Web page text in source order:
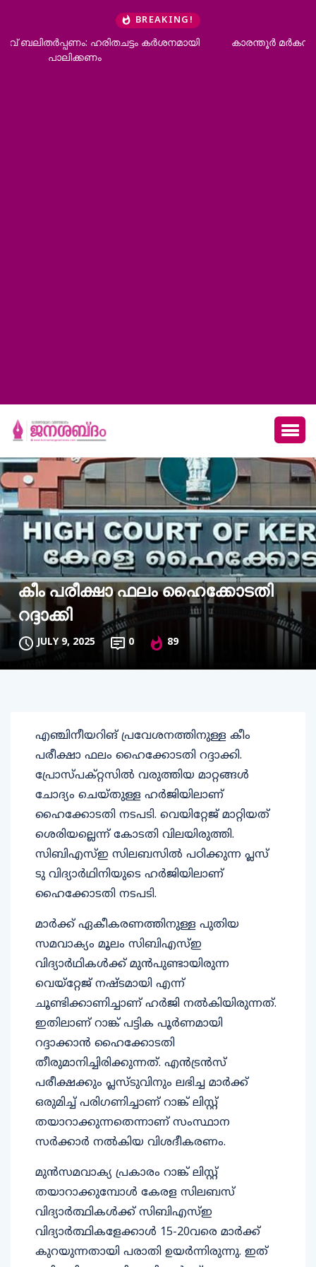
BREAKING!
കാരന്തൂര്‍ മര്‍കസ് ഹയര്‍സെക്കന്‍ഡറി സ്‌കൂളില്‍ ഹിരോഷിമ
ദിനാചരണം സംഘടിപ്പിച്ചു
കീം പരീക്ഷാ ഫലം ഹൈക്കോടതി
റദ്ദാക്കി
JULY 9, 2025 0 89
എഞ്ചിനീയറിങ് പ്രവേശനത്തിനുള്ള കീം
പരീക്ഷാ ഫലം ഹൈക്കോടതി റദ്ദാക്കി.
പ്രോസ്പക്റ്റസില്‍ വരുത്തിയ മാറ്റങ്ങള്‍
ചോദ്യം ചെയ്തുള്ള ഹര്‍ജിയിലാണ്
ഹൈക്കോടതി നടപടി. വെയിറ്റേജ് മാറ്റിയത്
ശെരിയല്ലെന്ന് കോടതി വിലയിരുത്തി.
സിബിഎസ്ഇ സിലബസില്‍ പഠിക്കുന്ന പ്ലസ്
ടു വിദ്യാര്‍ഥിനിയുടെ ഹര്‍ജിയിലാണ്
ഹൈക്കോടതി നടപടി.
മാര്‍ക്ക് ഏകീകരണത്തിനുള്ള പുതിയ
സമവാക്യം മൂലം സിബിഎസ്ഇ
വിദ്യാര്‍ഥികള്‍ക്ക് മുന്‍പുണ്ടായിരുന്ന
വെയ്റ്റേജ് നഷ്ടമായി എന്ന്
ചൂണ്ടിക്കാണിച്ചാണ് ഹര്‍ജി നല്‍കിയിരുന്നത്.
ഇതിലാണ് റാങ്ക് പട്ടിക പൂര്‍ണമായി
റദ്ദാക്കാന്‍ ഹൈക്കോടതി
തീരുമാനിച്ചിരിക്കുന്നത്. എന്‍ട്രന്‍സ്
പരീക്ഷക്കും പ്ലസ്ടുവിനും ലഭിച്ച മാര്‍ക്ക്
ഒരുമിച്ച് പരിഗണിച്ചാണ് റാങ്ക് ലിസ്റ്റ്
തയാറാക്കുന്നതെന്നാണ് സംസ്ഥാന
സര്‍ക്കാര്‍ നല്‍കിയ വിശദീകരണം.
മുന്‍സമവാക്യ പ്രകാരം റാങ്ക് ലിസ്റ്റ്
തയാറാക്കുമ്പോള്‍ കേരള സിലബസ്
വിദ്യാര്‍ത്ഥികള്‍ക്ക് സിബിഎസ്ഇ
വിദ്യാര്‍ത്ഥികളേക്കാള്‍ 15-20വരെ മാര്‍ക്ക്
കുറയുന്നതായി പരാതി ഉയര്‍ന്നിരുന്നു. ഇത്